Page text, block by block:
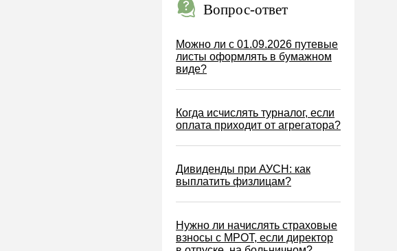
Вопрос-ответ
Можно ли с 01.09.2026 путевые
листы оформлять в бумажном
виде?
Когда исчислять турналог, если
оплата приходит от агрегатора?
Дивиденды при АУСН: как
выплатить физлицам?
Нужно ли начислять страховые
взносы с МРОТ, если директор